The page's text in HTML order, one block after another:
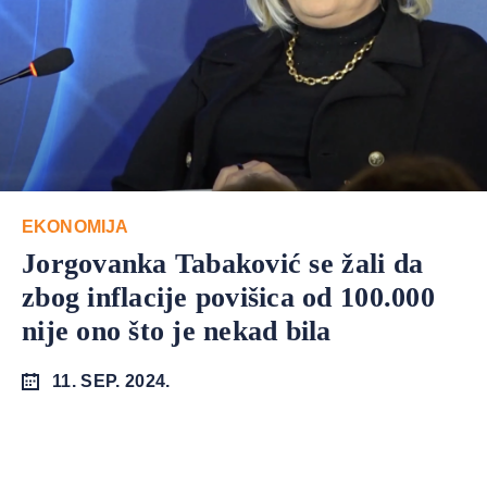
EKONOMIJA
Jorgovanka Tabaković se žali da
zbog inflacije povišica od 100.000
nije ono što je nekad bila
11. SEP. 2024.